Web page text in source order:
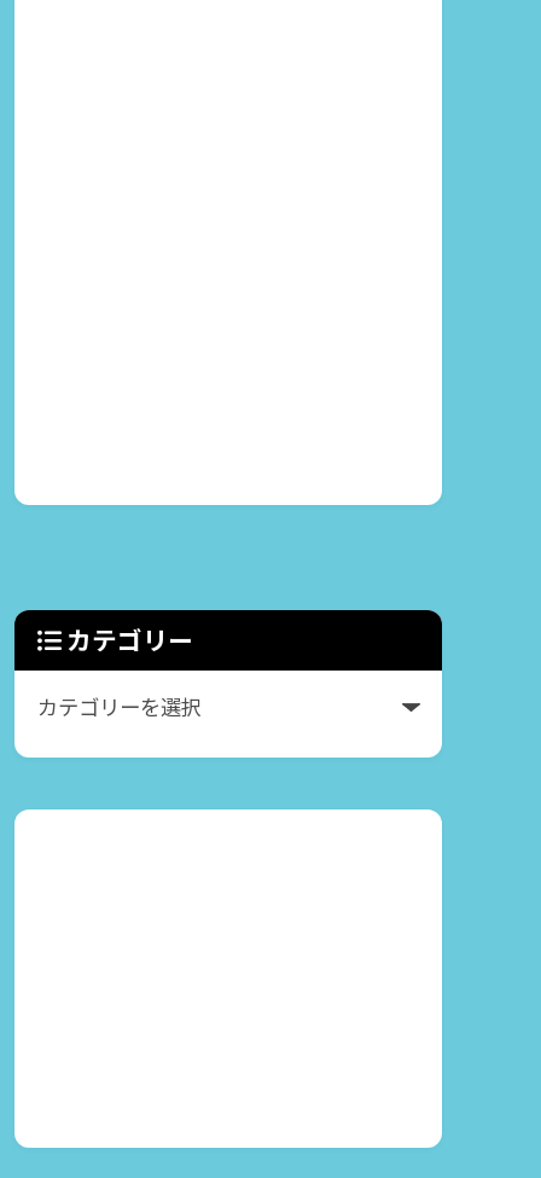
カテゴリー